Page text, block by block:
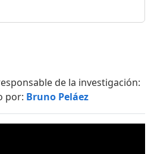
de la investigación:
por: Bruno Peláez